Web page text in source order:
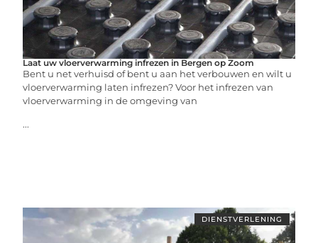
Laat uw vloerverwarming infrezen in Bergen op Zoom
Bent u net verhuisd of bent u aan het verbouwen en wilt u
vloerverwarming laten infrezen? Voor het infrezen van
vloerverwarming in de omgeving van
...
DIENSTVERLENING